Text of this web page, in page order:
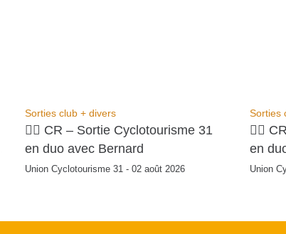
Sorties club + divers
🚴‍♂️ CR – Sortie Cyclotourisme 31
en duo avec Bernard
Union Cyclotourisme 31 - 02 août 2026
Sorties
🚴‍♂️
en
Union